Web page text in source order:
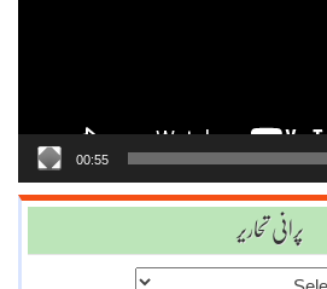
00:55
پرانی تحاریر